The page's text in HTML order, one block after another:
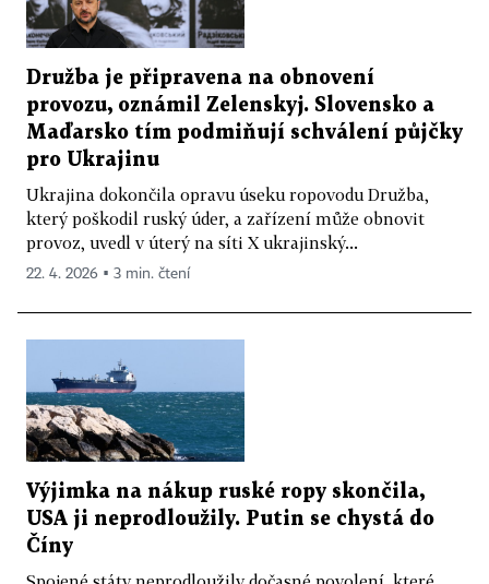
Družba je připravena na obnovení
provozu, oznámil Zelenskyj. Slovensko a
Maďarsko tím podmiňují schválení půjčky
pro Ukrajinu
Ukrajina dokončila opravu úseku ropovodu Družba,
který poškodil ruský úder, a zařízení může obnovit
provoz, uvedl v úterý na síti X ukrajinský...
22. 4. 2026 ▪ 3 min. čtení
Výjimka na nákup ruské ropy skončila,
USA ji neprodloužily. Putin se chystá do
Číny